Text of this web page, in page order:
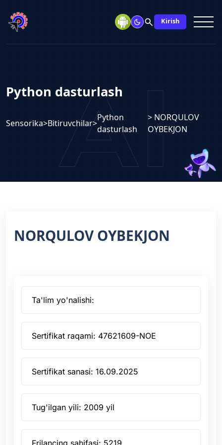
search Kirish
Python dasturlash
Sensorika>Bitiruvchilar>
Python
dasturlash
> NORQULOV
OYBEKJON
NORQULOV OYBEKJON
Ta'lim yo'nalishi:
Sertifikat raqami: 47621609-NOE
Sertifikat sanasi: 16.09.2025
Tug'ilgan yili: 2009 yil
Frilancing sahifasi: 5219